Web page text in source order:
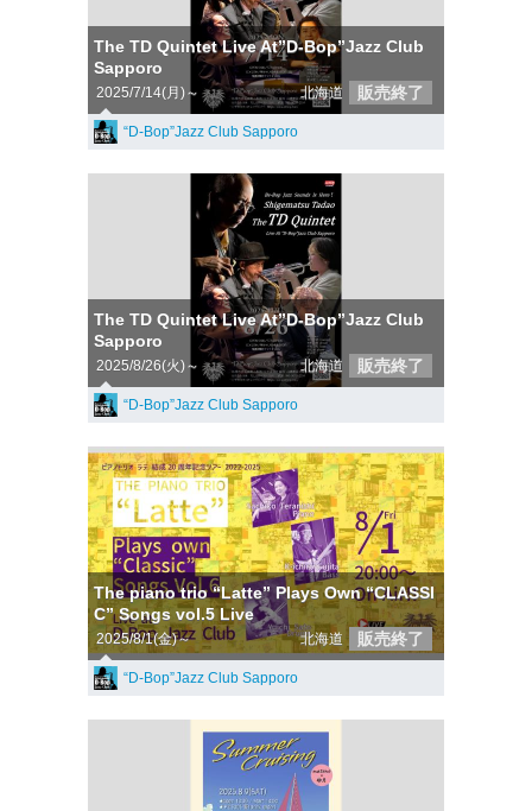
The TD Quintet Live At”D-Bop”Jazz Club
Sapporo
2025/7/14(月)～ 北海道 販売終了
“D-Bop”Jazz Club Sapporo
The TD Quintet Live At”D-Bop”Jazz Club
Sapporo
2025/8/26(火)～ 北海道 販売終了
“D-Bop”Jazz Club Sapporo
The piano trio “Latte” Plays Own “CLASSI
C” Songs vol.5 Live
2025/8/1(金)～ 北海道 販売終了
“D-Bop”Jazz Club Sapporo